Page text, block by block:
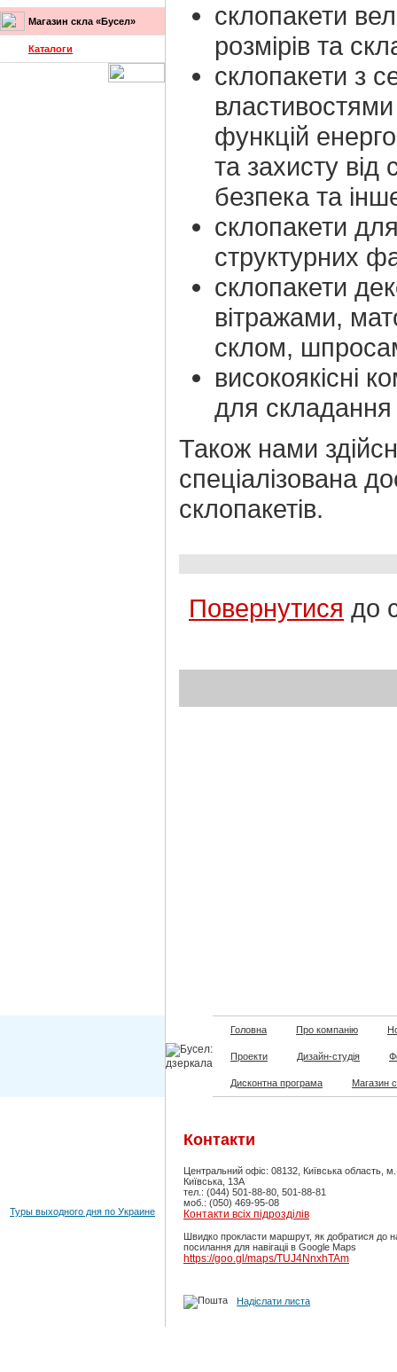
Магазин скла «Бусел»
Каталоги
склопакети
розмірів та
склопакети з
функцій
та захисту від
безпека та
склопакети
структурних
склопакети
вітражами,
склом,
високоякісні
для складання
Також нами
спеціалізована
склопакетів.
Повернутися до
Головна Про компанію
Проекти Дизайн-студія
Дисконтна програма Магазин
Туры выходного дня по Украине
Контакти
Центральний офіс: 08132, Київська область,
Київська, 13А
тел.: (044) 501-88-80, 501-88-81
моб.: (050) 469-95-08
Контакти всіх підрозділів
Швидко прокласти маршрут, як добратися до
посилання для навігаціі в Google Maps
https://goo.gl/maps/TUJ4NnxhTAm
Надіслати листа